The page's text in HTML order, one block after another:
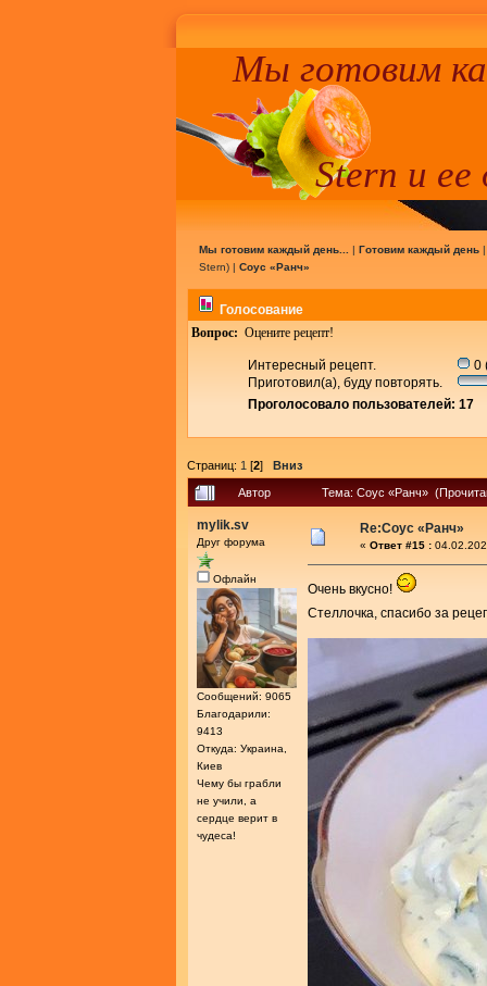
Мы готовим
Stern и ее
Мы готовим каждый день... | Готовим каждый день
Stern) | Соус «Ранч»
Голосование
Вопрос: Оцените рецепт!
Интересный рецепт.
0
Приготовил(а), буду повторять.
Проголосовало пользователей: 17
Страниц: 1 [2] Вниз
Автор Тема: Соус «Ранч»
mylik.sv
Друг форума
Офлайн
Сообщений: 9065
Благодарили:
9413
Откуда: Украина,
Киев
Чему бы грабли
не учили, а
сердце верит в
чудеса!
Re:Соус «Ранч»
« Ответ #15 :
Очень вкусно!
Стеллочка, спасибо за